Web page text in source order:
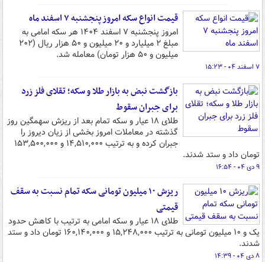
قیمت انواع سکه امروز پنجشنبه ۷ اسفند ماه
امروز پنجشنبه ۷ اسفند ۱۴۰۴ هر سکه امامی به
مبلغ ۲ میلیارد و ۲۰ میلیون و ۵۰ هزار ریال (۲۰۲
میلیون و ۵۰ هزار تومان) معامله شد.
۷ اسفند ۰۴ - ۱۵:۲۳
بازگشت نبض به بازار طلا و سکه؛ تقلای فلز زرد
برای جبران سقوط
طلای ۱۸ عیار و سکه تمام بعد از ریزش سهمگین روز
گذشته در معاملات امروز بخشی از زیان دیروز را
جبران کرده و به ترتیب ۱۴,۵۱۰,۰۰۰ و ۱۵۳,۵۰۰,۰۰۰
تومان داد و ستد شدند.
۹ دی ۰۴ - ۱۶:۵۴
ریزش ۱۰ میلیون تومانی سکه تمام نسبت به سقف
قیمتی
طلای ۱۸ عیار و سکه امامی به ترتیب با کاهش حدود
یک و ۱۰ میلیون تومانی به ترتیب ۱۵,۲۴۸,۰۰۰ و ۱۶۰,۱۴۰,۰۰۰ تومان داد و ستد
شدند.
۸ دی ۰۴ - ۱۴:۳۹